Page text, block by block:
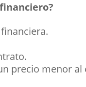
precio menor al